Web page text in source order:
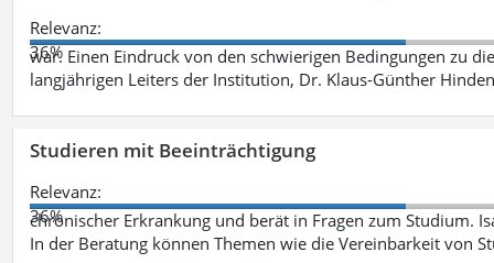
Relevanz:
36%
war. Einen Eindruck von den schwierigen Bedingungen zu
langjährigen Leiters der Institution, Dr. Klaus-Günther
Studieren mit Beeinträchtigung
Relevanz:
36%
chronischer Erkrankung und berät in Fragen zum Studium.
In der Beratung können Themen wie die Vereinbarkeit von